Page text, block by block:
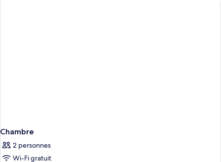
Chambre
2 personnes
Wi-Fi gratuit